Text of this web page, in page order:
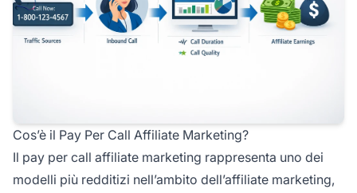
Cos’è il Pay Per Call Affiliate Marketing?
Il pay per call affiliate marketing rappresenta uno dei
modelli più redditizi nell’ambito dell’affiliate marketing,